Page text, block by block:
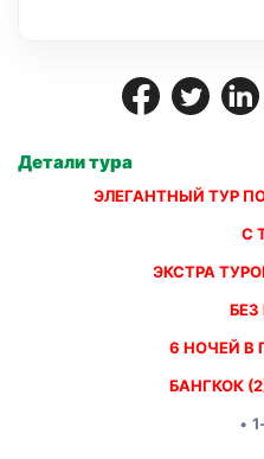
Детали тура
ЭЛЕГАНТНЫЙ ТУР
С
ЭКСТРА
БЕЗ
6 НОЧЕЙ В
БАНГКОК